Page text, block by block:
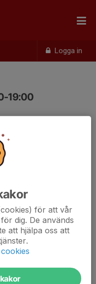
Logga in
19:00
för att vår
dig. De används
att hjälpa oss att